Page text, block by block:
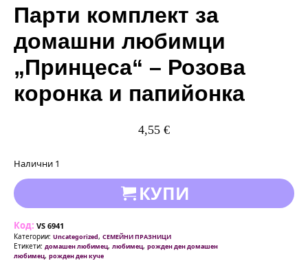
Парти комплект за
домашни любимци
„Принцеса“ – Розова
коронка и папийонка
4,55 €
Налични 1
КУПИ
Код: VS 6941
Категории: Uncategorized, СЕМЕЙНИ ПРАЗНИЦИ
Етикети: домашен любимец, любимец, рожден ден домашен
любимец, рожден ден куче